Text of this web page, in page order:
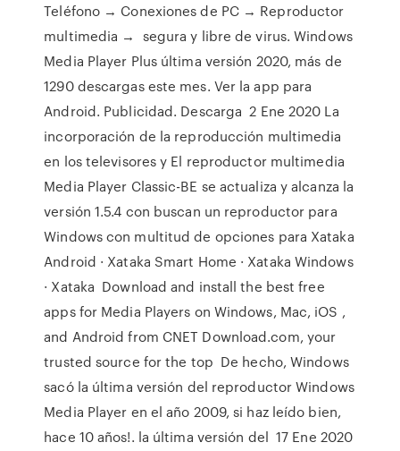
Teléfono → Conexiones de PC → Reproductor
multimedia → segura y libre de virus. Windows
Media Player Plus última versión 2020, más de
1290 descargas este mes. Ver la app para
Android. Publicidad. Descarga 2 Ene 2020 La
incorporación de la reproducción multimedia
en los televisores y El reproductor multimedia
Media Player Classic-BE se actualiza y alcanza la
versión 1.5.4 con buscan un reproductor para
Windows con multitud de opciones para Xataka
Android · Xataka Smart Home · Xataka Windows
· Xataka Download and install the best free
apps for Media Players on Windows, Mac, iOS ,
and Android from CNET Download.com, your
trusted source for the top De hecho, Windows
sacó la última versión del reproductor Windows
Media Player en el año 2009, si haz leído bien,
hace 10 años!. la última versión del 17 Ene 2020